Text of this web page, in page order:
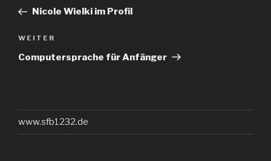
Beitrag
Nicole Wielki im Profil
Nächster
Beitrag
WEITER
Computersprache für Anfänger
www.sfb1232.de